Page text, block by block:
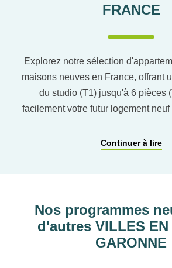
FRANCE
Explorez notre sélection
maisons neuves en France, offrant
du studio (T1) jusqu'à 6 pièces
facilement votre futur logement
pour affiner vos critères. Vous
Continuer à lire
Nos programmes
d'autres VILLES EN
GARONNE